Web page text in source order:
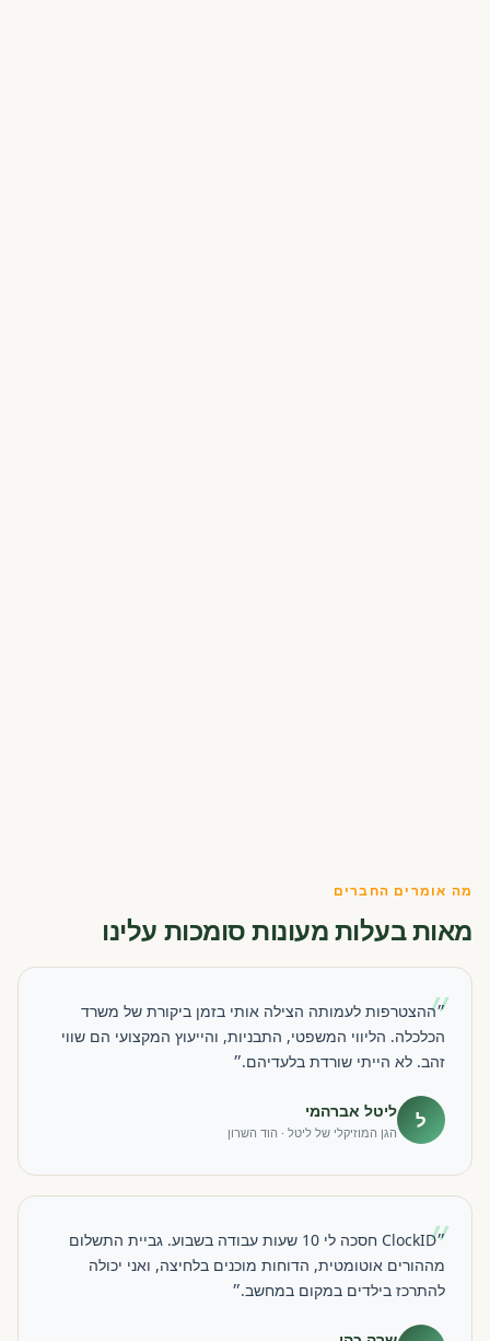
מה אומרים החברים
מאות בעלות מעונות סומכות עלינו
״
״ההצטרפות לעמותה הצילה אותי בזמן ביקורת של משרד
הכלכלה. הליווי המשפטי, התבניות, והייעוץ המקצועי הם שווי
זהב. לא הייתי שורדת בלעדיהם.״
ל ליטל אברהמי
הגן המוזיקלי של ליטל · הוד השרון
״
״ClockID חסכה לי 10 שעות עבודה בשבוע. גביית התשלום
מההורים אוטומטית, הדוחות מוכנים בלחיצה, ואני יכולה
להתרכז בילדים במקום במחשב.״